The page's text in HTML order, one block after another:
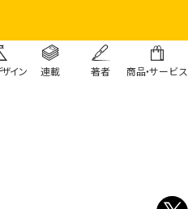
イン 連載 著者 商品・サービス